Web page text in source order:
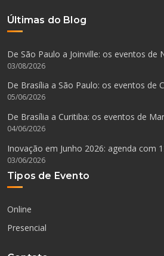
Últimas do Blog
De São Paulo a Joinville: os eventos de
03/08/2026
De Brasília a São Paulo: os eventos de
05/06/2026
De Brasília a Curitiba: os eventos de
04/06/2026
Inovação em Junho 2026: agenda com
03/06/2026
Tipos de Evento
Online
Presencial